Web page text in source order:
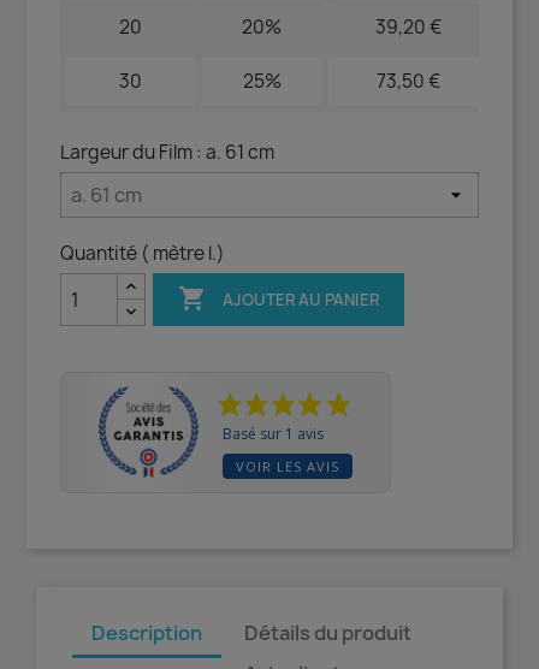
20 20% 39,20 €
30 25% 73,50 €
Largeur du Film : a. 61 cm
Quantité ( mètre l.)
 AJOUTER AU PANIER
Basé sur 1 avis
VOIR LES AVIS
Description
Détails du produit